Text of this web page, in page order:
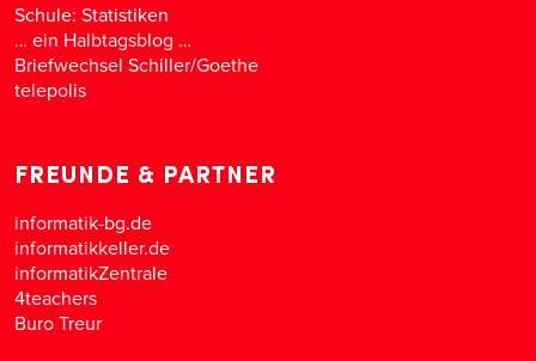
Schule: Statistiken
… ein Halbtagsblog …
Briefwechsel Schiller/Goethe
telepolis
FREUNDE & PARTNER
informatik-bg.de
informatikkeller.de
informatikZentrale
4teachers
Buro Treur